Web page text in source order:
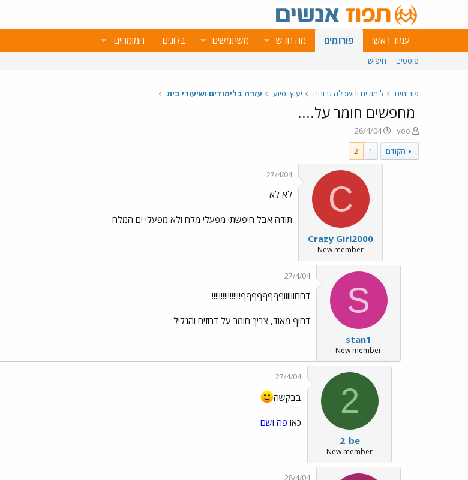
עמוד ראשי פורומים מה חדש משתמשים בלוגים המומחים
פוסטים חיפוש
פורומים לימודים והשכלה גבוהה יעוץ וסיוע עזרה בלימודים ושיעורי בית
מחפשים חומר על....
פ
ו
ת
ח
yoo
פ
ו
ס
26/4/04
הקודם
1
2
C
Crazy Girl2000
New member
27/4/04
לא לא
תודה אבל חיפשתי מפעלי מלח ולא מפעלי ים המלח
S
stan1
New member
27/4/04
דחחווווווףףףףףףףף!!!!!!!!!!!!!!!!
דחוף מאוד, צריך חומר על דרוזים והגליל
2
2_be
New member
27/4/04
בבקשה
כאו פה ושם
28/4/04